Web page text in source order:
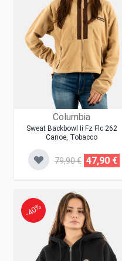
Columbia
Sweat Backbowl Ii Fz Flc 262
Canoe, Tobacco
79,90 € 47,90 €
-40%